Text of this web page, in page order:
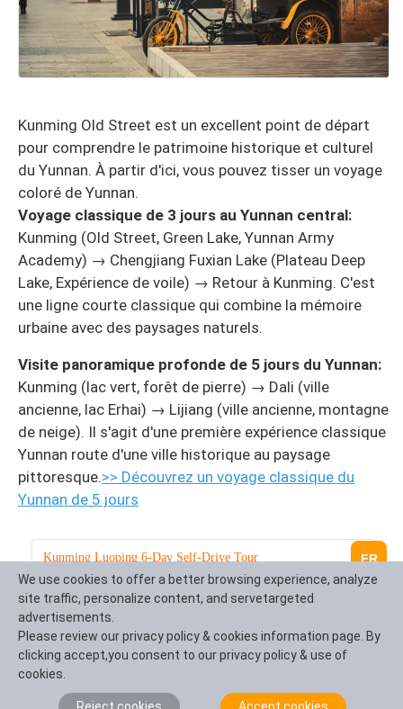
Kunming Old Street est un excellent point de départ
pour comprendre le patrimoine historique et culturel
du Yunnan. À partir d'ici, vous pouvez tisser un voyage
coloré de Yunnan.
Voyage classique de 3 jours au Yunnan central:
Kunming (Old Street, Green Lake, Yunnan Army
Academy) → Chengjiang Fuxian Lake (Plateau Deep
Lake, Expérience de voile) → Retour à Kunming. C'est
une ligne courte classique qui combine la mémoire
urbaine avec des paysages naturels.
Visite panoramique profonde de 5 jours du Yunnan:
Kunming (lac vert, forêt de pierre) → Dali (ville
ancienne, lac Erhai) → Lijiang (ville ancienne, montagne
de neige). Il s'agit d'une première expérience classique
Yunnan route d'une ville historique au paysage
pittoresque.>> Découvrez un voyage classique du
Yunnan de 5 jours
Kunming Luoping 6-Day Self-Drive Tour
Itinerary:Kunming - Luoping
Rejoignez IntoTravelChina et embarquez dans
FR
We use cookies to offer a better browsing experience, analyze
site traffic, personalize content, and servetargeted
advertisements.
Please review our privacy policy & cookies information page. By
clicking accept,you consent to our privacy policy & use of
cookies.